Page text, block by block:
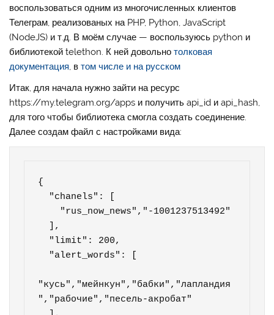
воспользоваться одним из многочисленных клиентов
Телеграм, реализованых на PHP, Python, JavaScript
(NodeJS) и т.д. В моём случае — воспользуюсь python и
библиотекой telethon. К ней довольнотолковая
документация, втом числе и на русском
Итак, для начала нужно зайти на ресурс
https://my.telegram.org/apps и получить api_id и api_hash,
для того чтобы библиотека смогла создать соединение.
Далее создам файл с настройками вида:
{
"кусь","мейнкун","бабки","лапландия
","рабочие","песель-акробат"